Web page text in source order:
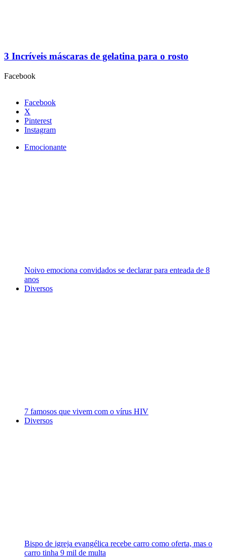
3 Incríveis máscaras de gelatina para o rosto
Facebook
Facebook
X
Pinterest
Instagram
Emocionante
Noivo emociona convidados se declarar para enteada de 8
anos
Diversos
7 famosos que vivem com o vírus HIV
Diversos
Bispo de igreja evangélica recebe carro como oferta, mas o
carro tinha 9 mil de multa